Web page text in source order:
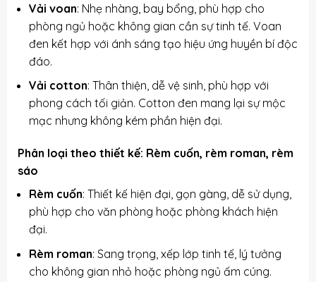
Vải voan: Nhẹ nhàng, bay bổng, phù hợp cho
phòng ngủ hoặc không gian cần sự tinh tế. Voan
đen kết hợp với ánh sáng tạo hiệu ứng huyền bí độc
đáo.
Vải cotton: Thân thiện, dễ vệ sinh, phù hợp với
phong cách tối giản. Cotton đen mang lại sự mộc
mạc nhưng không kém phần hiện đại.
Phân loại theo thiết kế: Rèm cuốn, rèm roman, rèm
sáo
Rèm cuốn: Thiết kế hiện đại, gọn gàng, dễ sử dụng,
phù hợp cho văn phòng hoặc phòng khách hiện
đại.
Rèm roman: Sang trọng, xếp lớp tinh tế, lý tưởng
cho không gian nhỏ hoặc phòng ngủ ấm cúng.